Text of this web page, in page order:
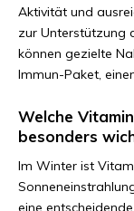
Aktivität und
zur Unterstützung
können gezielte
Immun-Paket,
Welche
besonders
Im Winter ist
eine